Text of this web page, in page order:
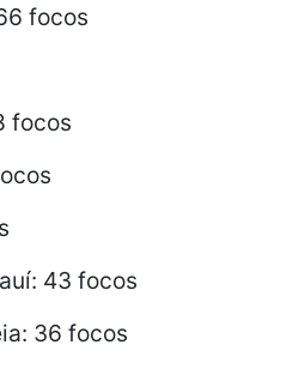
focos
focos
43 focos
36 focos